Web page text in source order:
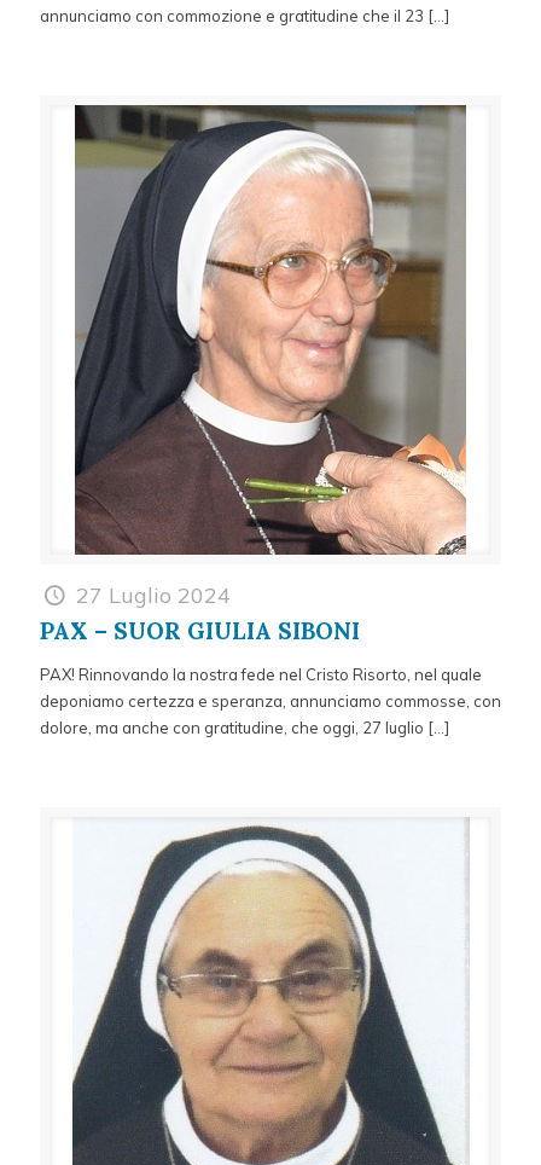
annunciamo con commozione e gratitudine che il 23 […]
27 Luglio 2024
PAX – SUOR GIULIA SIBONI
PAX! Rinnovando la nostra fede nel Cristo Risorto, nel quale
deponiamo certezza e speranza, annunciamo commosse, con
dolore, ma anche con gratitudine, che oggi, 27 luglio […]